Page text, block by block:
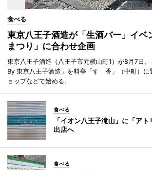
食べる
東京八王子酒造が「生酒バー」イ
まつり」に合わせ企画
東京八王子酒造（八王子市元横山町1）が8月7日
By 東京八王子酒造」を料亭「すゞ香」（中町）に
ョップなどで始める。
食べる
「イオン八王子滝山」に「ア
出店へ
食べる